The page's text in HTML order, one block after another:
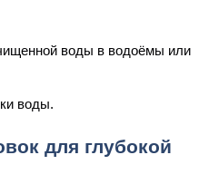
воды в водоёмы или
воды.
для глубокой